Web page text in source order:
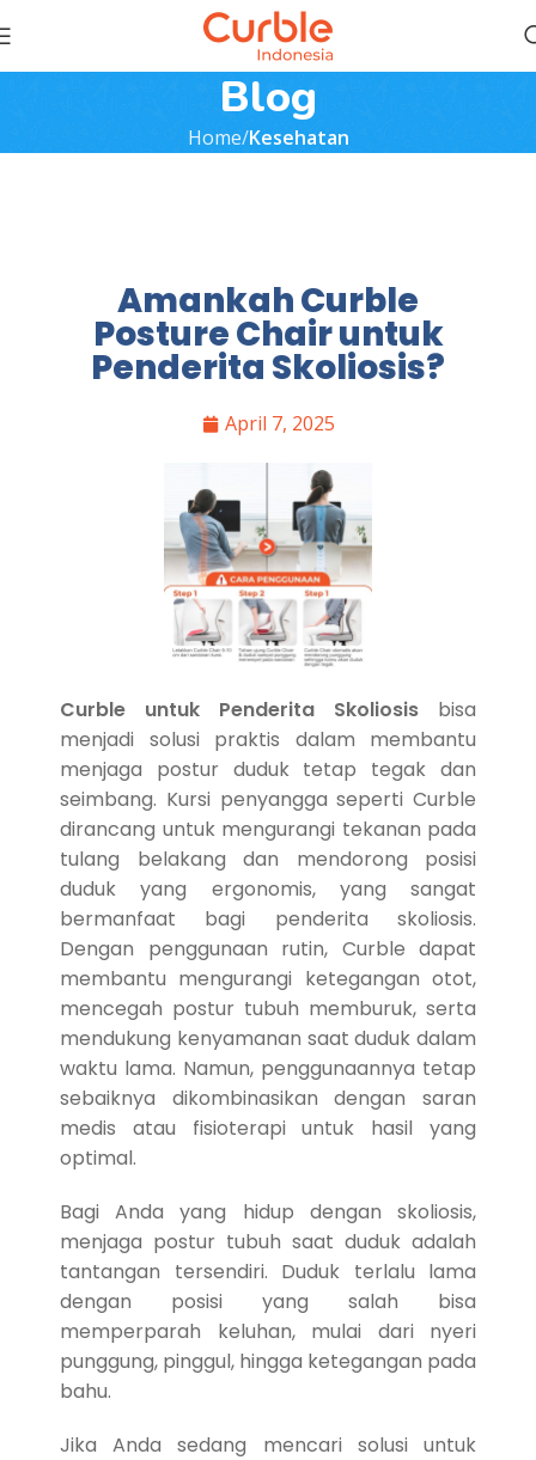
Blog
Home Kesehatan
Amankah Curble
Posture Chair untuk
Penderita Skoliosis?
April 7, 2025
Curble untuk Penderita Skoliosis bisa
menjadi solusi praktis dalam membantu
menjaga postur duduk tetap tegak dan
seimbang. Kursi penyangga seperti Curble
dirancang untuk mengurangi tekanan pada
tulang belakang dan mendorong posisi
duduk yang ergonomis, yang sangat
bermanfaat bagi penderita skoliosis.
Dengan penggunaan rutin, Curble dapat
membantu mengurangi ketegangan otot,
mencegah postur tubuh memburuk, serta
mendukung kenyamanan saat duduk dalam
waktu lama. Namun, penggunaannya tetap
sebaiknya dikombinasikan dengan saran
medis atau fisioterapi untuk hasil yang
optimal.
Bagi Anda yang hidup dengan skoliosis,
menjaga postur tubuh saat duduk adalah
tantangan tersendiri. Duduk terlalu lama
dengan posisi yang salah bisa
memperparah keluhan, mulai dari nyeri
punggung, pinggul, hingga ketegangan pada
bahu.
Jika Anda sedang mencari solusi untuk